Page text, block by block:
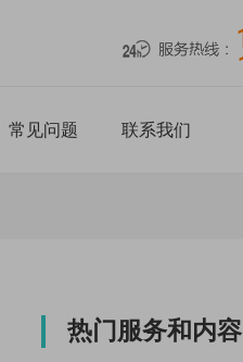
常见问题 联系我们
热门服务和内容